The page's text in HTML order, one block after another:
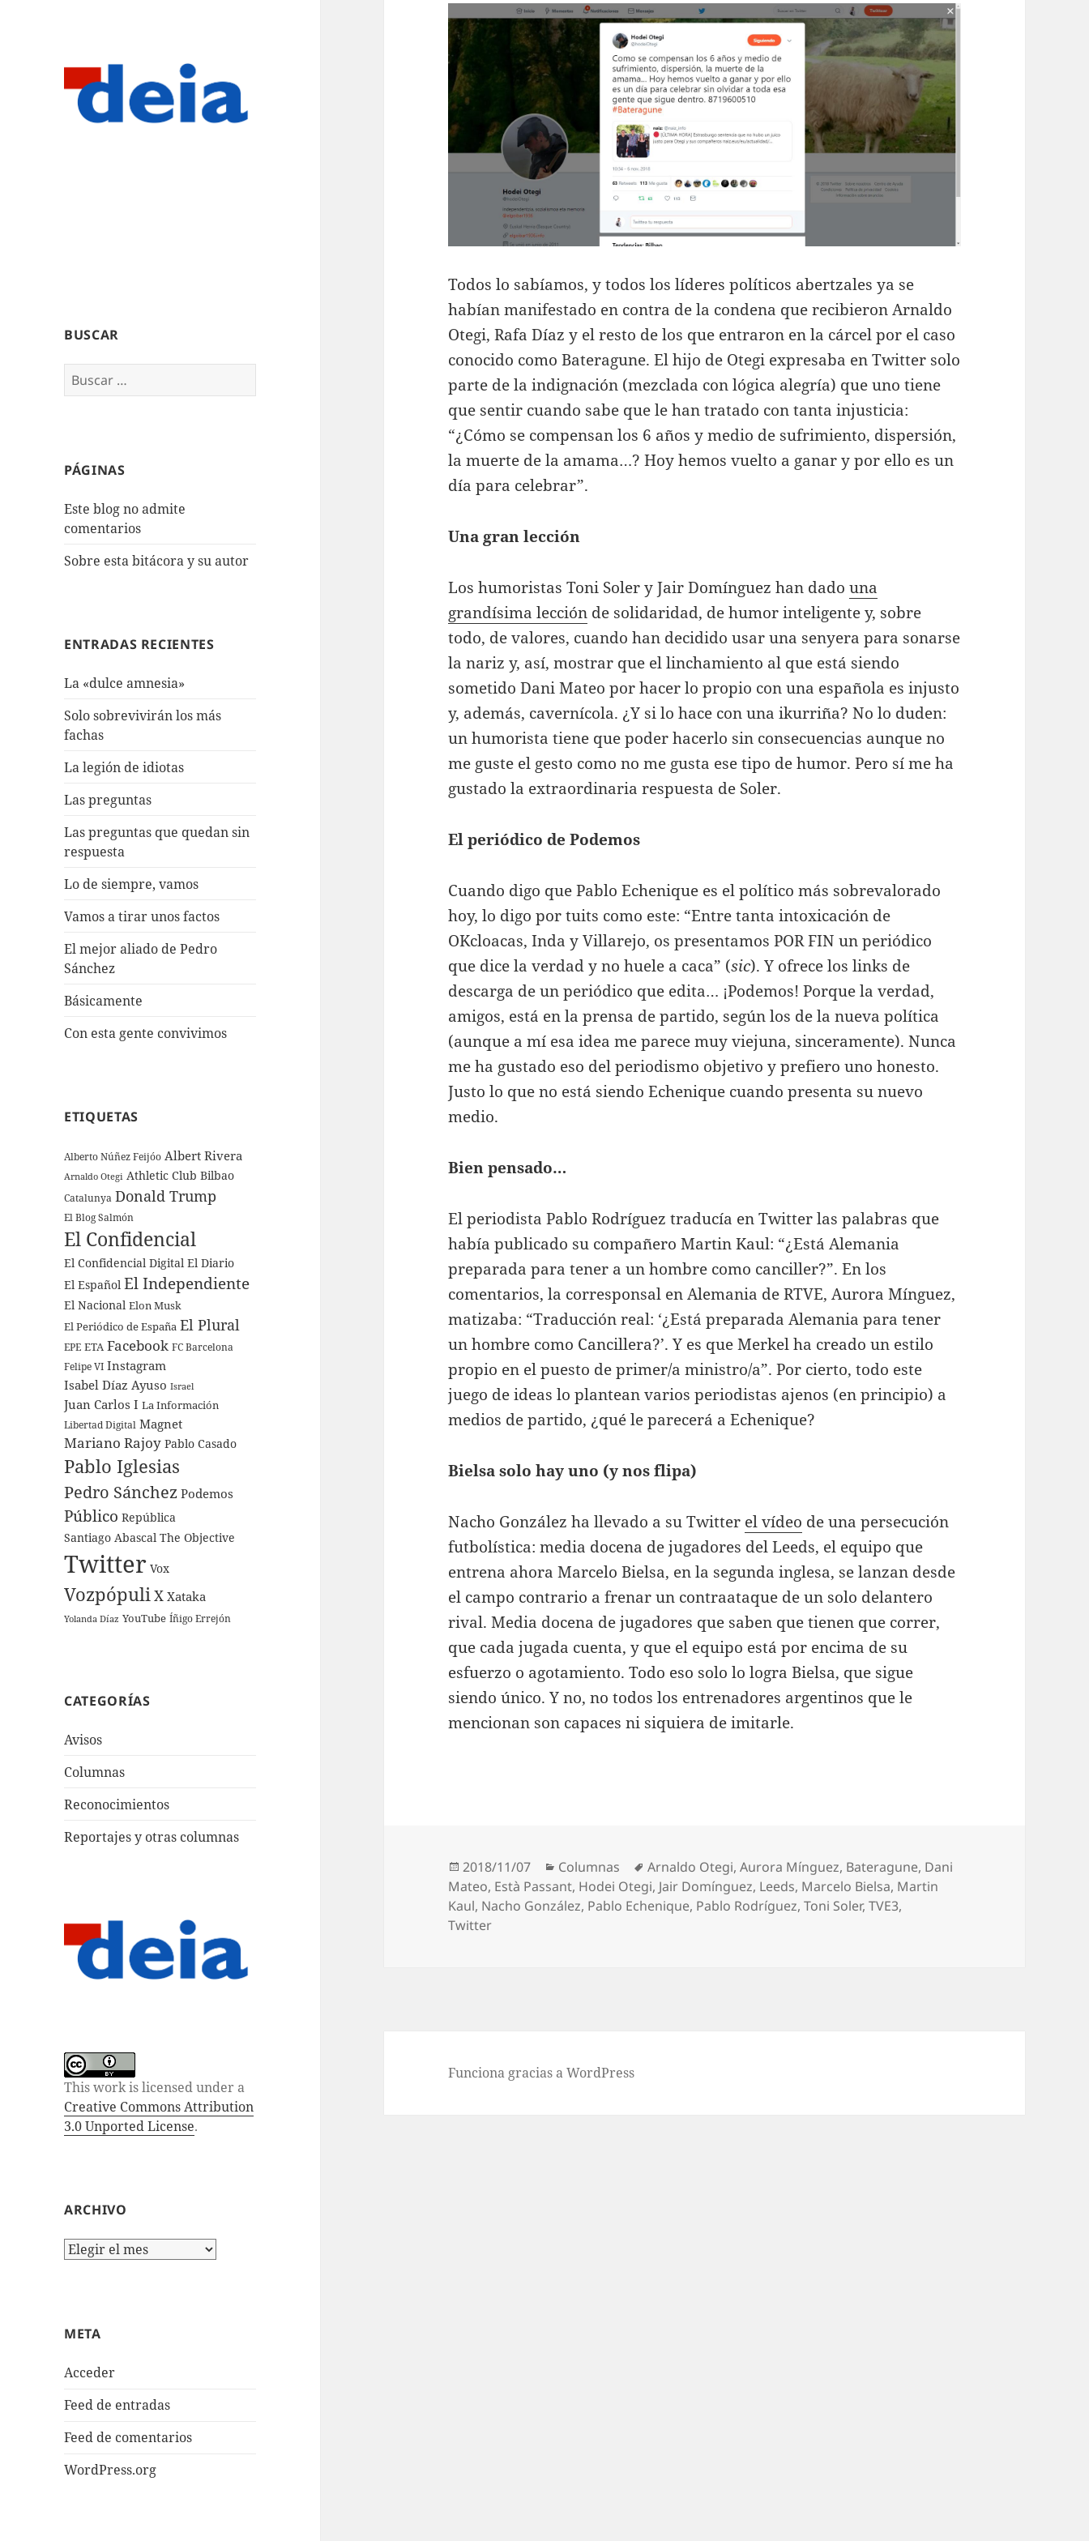
BUSCAR
Buscar:
PÁGINAS
Este blog no admite
comentarios
Sobre esta bitácora y su autor
ENTRADAS RECIENTES
La «dulce amnesia»
Solo sobrevivirán los más
fachas
La legión de idiotas
Las preguntas
Las preguntas que quedan sin
respuesta
Lo de siempre, vamos
Vamos a tirar unos factos
El mejor aliado de Pedro
Sánchez
Básicamente
Con esta gente convivimos
ETIQUETAS
Alberto Núñez Feijóo Albert Rivera
Arnaldo Otegi Athletic Club Bilbao
Catalunya Donald Trump
El Blog Salmón
El Confidencial
El Confidencial Digital El Diario
El Español El Independiente
El Nacional Elon Musk
El Periódico de España El Plural
EPE ETA Facebook FC Barcelona
Felipe VI Instagram
Isabel Díaz Ayuso Israel
Juan Carlos I La Información
Libertad Digital Magnet
Mariano Rajoy Pablo Casado
Pablo Iglesias
Pedro Sánchez Podemos
Público República
Santiago Abascal The Objective
Twitter Vox
Vozpópuli X Xataka
Yolanda Díaz YouTube Íñigo Errejón
CATEGORÍAS
Avisos
Columnas
Reconocimientos
Reportajes y otras columnas
This work is licensed under a
Creative Commons Attribution
3.0 Unported License.
ARCHIVO
Archivo
META
Acceder
Feed de entradas
Feed de comentarios
WordPress.org
Todos lo sabíamos, y todos los líderes políticos abertzales ya se
habían manifestado en contra de la condena que recibieron Arnaldo
Otegi, Rafa Díaz y el resto de los que entraron en la cárcel por el caso
conocido como Bateragune. El hijo de Otegi expresaba en Twitter solo
parte de la indignación (mezclada con lógica alegría) que uno tiene
que sentir cuando sabe que le han tratado con tanta injusticia:
“¿Cómo se compensan los 6 años y medio de sufrimiento, dispersión,
la muerte de la amama…? Hoy hemos vuelto a ganar y por ello es un
día para celebrar”.
Una gran lección
Los humoristas Toni Soler y Jair Domínguez han dadouna
grandísima lección de solidaridad, de humor inteligente y, sobre
todo, de valores, cuando han decidido usar una senyera para sonarse
la nariz y, así, mostrar que el linchamiento al que está siendo
sometido Dani Mateo por hacer lo propio con una española es injusto
y, además, cavernícola. ¿Y si lo hace con una ikurriña? No lo duden:
un humorista tiene que poder hacerlo sin consecuencias aunque no
me guste el gesto como no me gusta ese tipo de humor. Pero sí me ha
gustado la extraordinaria respuesta de Soler.
El periódico de Podemos
Cuando digo que Pablo Echenique es el político más sobrevalorado
hoy, lo digo por tuits como este: “Entre tanta intoxicación de
OKcloacas, Inda y Villarejo, os presentamos POR FIN un periódico
que dice la verdad y no huele a caca” (sic). Y ofrece los links de
descarga de un periódico que edita… ¡Podemos! Porque la verdad,
amigos, está en la prensa de partido, según los de la nueva política
(aunque a mí esa idea me parece muy viejuna, sinceramente). Nunca
me ha gustado eso del periodismo objetivo y prefiero uno honesto.
Justo lo que no está siendo Echenique cuando presenta su nuevo
medio.
Bien pensado…
El periodista Pablo Rodríguez traducía en Twitter las palabras que
había publicado su compañero Martin Kaul: “¿Está Alemania
preparada para tener a un hombre como canciller?”. En los
comentarios, la corresponsal en Alemania de RTVE, Aurora Mínguez,
matizaba: “Traducción real: ‘¿Está preparada Alemania para tener
un hombre como Cancillera?’. Y es que Merkel ha creado un estilo
propio en el puesto de primer/a ministro/a”. Por cierto, todo este
juego de ideas lo plantean varios periodistas ajenos (en principio) a
medios de partido, ¿qué le parecerá a Echenique?
Bielsa solo hay uno (y nos flipa)
Nacho González ha llevado a su Twitter el vídeo de una persecución
futbolística: media docena de jugadores del Leeds, el equipo que
entrena ahora Marcelo Bielsa, en la segunda inglesa, se lanzan desde
el campo contrario a frenar un contraataque de un solo delantero
rival. Media docena de jugadores que saben que tienen que correr,
que cada jugada cuenta, y que el equipo está por encima de su
esfuerzo o agotamiento. Todo eso solo lo logra Bielsa, que sigue
siendo único. Y no, no todos los entrenadores argentinos que le
mencionan son capaces ni siquiera de imitarle.
Publicado
el
2018/11/07 Categorías
Columnas Etiquetas
Arnaldo Otegi,Aurora Mínguez, Bateragune, Dani
Mateo, Està Passant, Hodei Otegi, Jair Domínguez, Leeds, Marcelo Bielsa, Martin
Kaul, Nacho González, Pablo Echenique, Pablo Rodríguez,Toni Soler,TVE3,
Twitter
Funciona gracias a WordPress